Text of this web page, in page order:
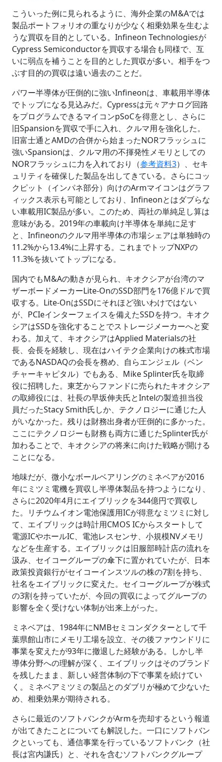
こういった例に見られるように、海外企業のM&Aでは
製品ポートフォリオの重なりが少なく相乗効果を生むよ
うな買収を目的としている。Infineon Technologiesが
Cypress Semiconductorを買収する場合も同様で、互
いに弱点を補うことを目的とした買収が多い。相手をつ
ぶす目的の買収は遠い過去のことだ。
パワー半導体が圧倒的に強いInfineonは、車載用半導体
でトップになる見込みだ。Cypressは元々アナログ回路
をプログラムできるマイコンpSoCを得意とし、さらに
旧Spansionを買収で手に入れ、クルマ用を強化した。
旧富士通とAMDの合併から始まったNORフラッシュに
強いSpansionは、クルマ用の不揮発性メモリとしての
NORフラッシュに力を入れており（参考資料3）、セキ
ュリティを確保した製品を出してきている。さらにコッ
クピット（インパネ部分）向けのArmマイコンはグラフ
ィックス表示も可能としており、Infineonとはダブらな
い車載用IC製品が多い。このため、両社の単純足し算は
意味がある。2019年の車載向け半導体を単純に足す
と、Infineonのクルマ用半導体の市場シェアは単独時の
11.2%から13.4%に上昇する。これまでトップNXPの
11.3%を抜いてトップになる。
国内でもM&Aの動きが見られ、キオクシアが台湾のマ
ザーボードメーカーLite-OnのSSD部門を176億ドルで買
収する。Lite-OnはSSDにそれほど強いわけではない
が、PCIeインターフェイスを備えたSSDを持つ。キオク
シアはSSDを強化することでストレージメーカーへと変
わる。加えて、キオクシアはApplied Materialsの社
長、会長を経験し、現在はハイテク企業向けの株式市場
であるNASDAQの会長を務め、自らエンジェル（ベン
チャーキャピタル）でもある、Mike Splinter氏を取締
役に招聘した。東芝からファンドに売られたキオクシア
の取締役には、社長の早坂伸夫氏とIntelの製造担当役
員だったStacy Smith氏しか、テクノロジーに通じた人
がいなかった。残りは財務出身者が圧倒的に多かった。
ここにテクノロジーも財務も両方に通じたSplinter氏が
加わることで、キオクシアの将来に向けた戦略が開ける
ことになる。
地味だが、微小なボールベアリングのミネベアが2016
年にミツミ電機を買収し半導体製品を持つようになり、
さらに2020年4月にエイブリックを344億円で買収し
た。リチウムイオン電池保護用ICが得意なミツミに対し
て、エイブリックは時計用CMOS ICからスタートして
電源ICやホールIC、電池レスセンサ、小規模NVメモリ
などを生産する。エイブリックは旧服部時計店の流れを
汲み、セイコーグループの傘下に置かれていたが、日本
政策投資銀行がセイコーインスツルの株の7割を持ち、
社名をエイブリックに変えた。セイコーグループが株式
の3割を持っていたが、今回の買収によってグループの
影響を全く受けない体制が出来上がった。
ミネベアは、1984年にNMBセミコンダクターとして千
葉県館山市にメモリ工場を設立、その後ファウンドリに
事業を変えたが93年に撤退した経験がある。しかし半
導体分野への理解が深く、エイブリックはそのブランド
を残したまま、新しい経営体制の下で事業を続けてい
く。ミネベアミツミの製品とのダブリが極めて少ないた
め、相乗効果が期待される。
さらに最近のソフトバンクがArmを売却するという報道
が出てきたことについても解説した。一口にソフトバン
クといっても、通信事業を行っているソフトバンク（社
長は宮内謙氏）と、それを含むソフトバンクグループ